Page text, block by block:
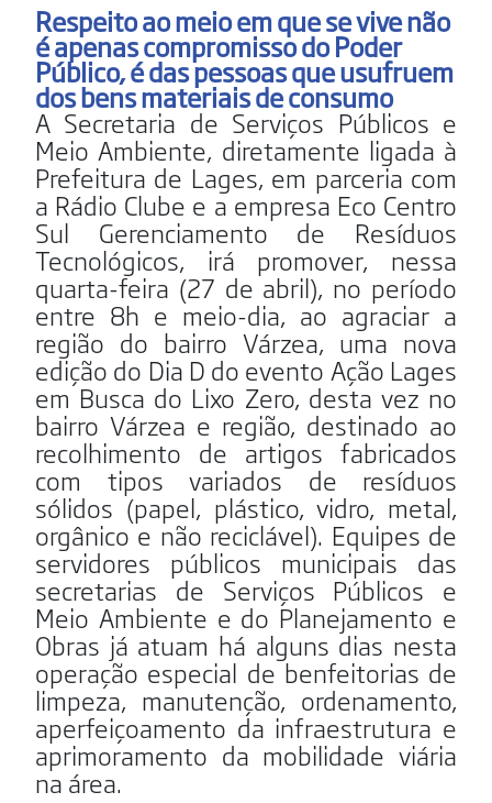
Respeito ao meio em que se vive não
é apenas compromisso do Poder
Público, é das pessoas que usufruem
dos bens materiais de consumo
A Secretaria de Serviços Públicos e
Meio Ambiente, diretamente ligada à
Prefeitura de Lages, em parceria com
a Rádio Clube e a empresa Eco Centro
Sul Gerenciamento de Resíduos
Tecnológicos, irá promover, nessa
quarta-feira (27 de abril), no período
entre 8h e meio-dia, ao agraciar a
região do bairro Várzea, uma nova
edição do Dia D do evento Ação Lages
em Busca do Lixo Zero, desta vez no
bairro Várzea e região, destinado ao
recolhimento de artigos fabricados
com tipos variados de resíduos
sólidos (papel, plástico, vidro, metal,
orgânico e não reciclável). Equipes de
servidores públicos municipais das
secretarias de Serviços Públicos e
Meio Ambiente e do Planejamento e
Obras já atuam há alguns dias nesta
operação especial de benfeitorias de
limpeza, manutenção, ordenamento,
aperfeiçoamento da infraestrutura e
aprimoramento da mobilidade viária
na área.